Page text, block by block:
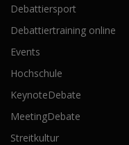
Debattiersport
Debattiertraining online
Events
Hochschule
KeynoteDebate
MeetingDebate
Streitkultur